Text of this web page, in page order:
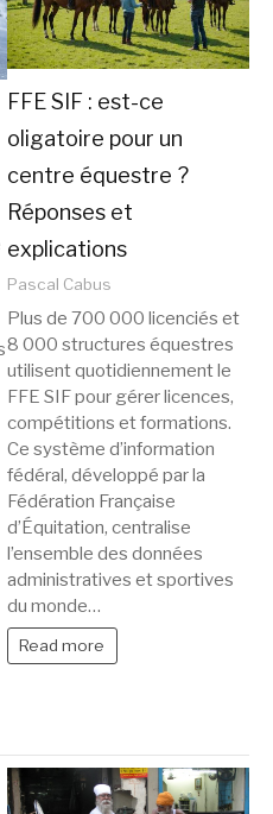
FFE SIF : est-ce
oligatoire pour un
centre équestre ?
Réponses et
explications
Pascal Cabus
Plus de 700 000 licenciés et
8 000 structures équestres
utilisent quotidiennement le
FFE SIF pour gérer licences,
compétitions et formations.
Ce système d’information
fédéral, développé par la
Fédération Française
d’Équitation, centralise
l’ensemble des données
administratives et sportives
du monde…
Read more